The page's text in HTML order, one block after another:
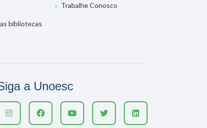
bibliotecas
Trabalhe Conosco
a Unoesc